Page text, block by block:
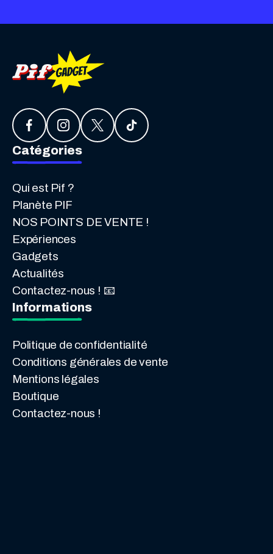
Catégories
Qui est Pif ?
Planète PIF
NOS POINTS DE VENTE !
Expériences
Gadgets
Actualités
Contactez-nous ! 📧
Informations
Politique de confidentialité
Conditions générales de vente
Mentions légales
Boutique
Contactez-nous !